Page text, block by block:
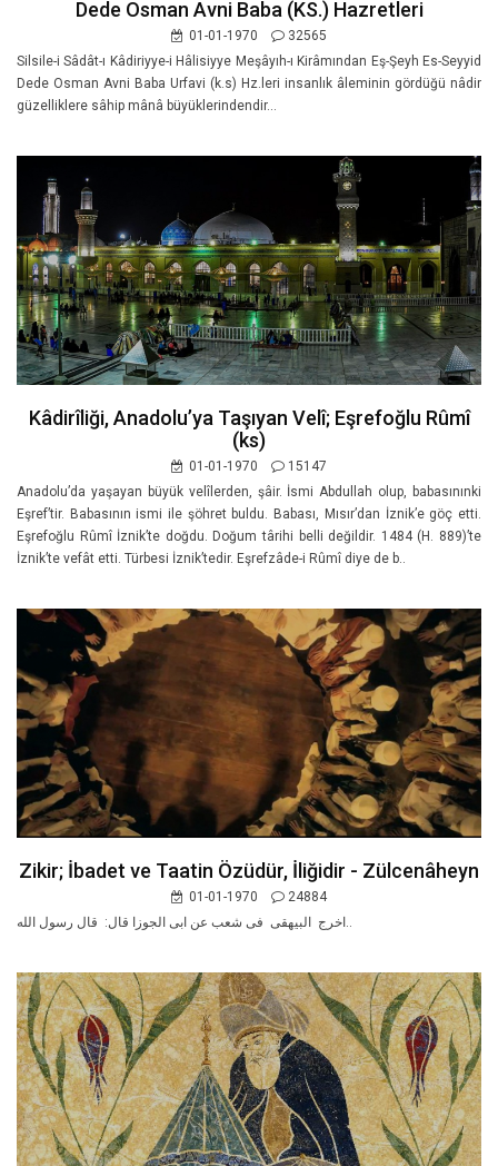
Dede Osman Avni Baba (KS.) Hazretleri
01-01-1970
32565
Silsile-i Sâdât-ı Kâdiriyye-i Hâlisiyye Meşâyıh-ı Kirâmından Eş-Şeyh Es-Seyyid
Dede Osman Avni Baba Urfavi (k.s) Hz.leri insanlık âleminin gördüğü nâdir
güzelliklere sâhip mânâ büyüklerindendir...
Kâdirîliği, Anadolu’ya Taşıyan Velî; Eşrefoğlu Rûmî
(ks)
01-01-1970
15147
Anadolu’da yaşayan büyük velîlerden, şâir. İsmi Abdullah olup, babasınınki
Eşref’tir. Babasının ismi ile şöhret buldu. Babası, Mısır’dan İznik’e göç etti.
Eşrefoğlu Rûmî İznik’te doğdu. Doğum târihi belli değildir. 1484 (H. 889)’te
İznik’te vefât etti. Türbesi İznik’tedir. Eşrefzâde-i Rûmî diye de b..
Zikir; İbadet ve Taatin Özüdür, İliğidir - Zülcenâheyn
01-01-1970
24884
اخرج البيهقى فى شعب عن ابى الجوزا قال: قال رسول الله..